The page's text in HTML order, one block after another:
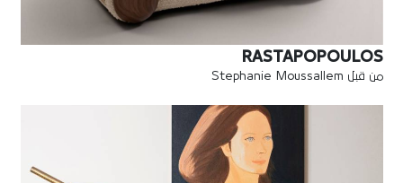
RASTAPOPOULOS
من قبل Stephanie Moussallem